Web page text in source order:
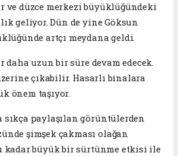
ve düzce merkezi büyüklüğündeki
geliyor. Dün de yine Göksun
artçı meydana geldi.
daha uzun bir süre devam edecek.
çıkabilir. Hasarlı binalara
önem taşıyor.
sıkça paylaşılan görüntülerden
şimşek çakması olağan
kadar büyük bir sürtünme etkisi ile